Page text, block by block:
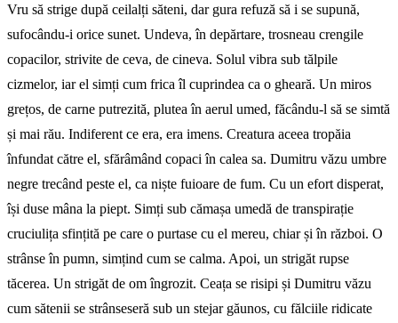
Vru să strige după ceilalți săteni, dar gura refuză să i se supună,
sufocându-i orice sunet. Undeva, în depărtare, trosneau crengile
copacilor, strivite de ceva, de cineva. Solul vibra sub tălpile
cizmelor, iar el simți cum frica îl cuprindea ca o gheară. Un miros
grețos, de carne putrezită, plutea în aerul umed, făcându-l să se simtă
și mai rău. Indiferent ce era, era imens. Creatura aceea tropăia
înfundat către el, sfărâmând copaci în calea sa. Dumitru văzu umbre
negre trecând peste el, ca niște fuioare de fum. Cu un efort disperat,
își duse mâna la piept. Simți sub cămașa umedă de transpirație
cruciulița sfințită pe care o purtase cu el mereu, chiar și în război. O
strânse în pumn, simțind cum se calma. Apoi, un strigăt rupse
tăcerea. Un strigăt de om îngrozit. Ceața se risipi și Dumitru văzu
cum sătenii se strânseseră sub un stejar găunos, cu fălciile ridicate